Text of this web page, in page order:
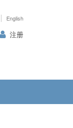
English
注册